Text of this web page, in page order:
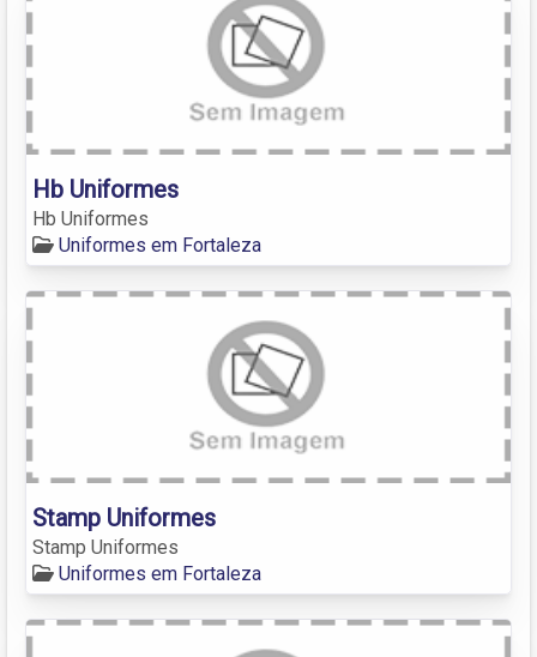
Hb Uniformes
Hb Uniformes
Uniformes em Fortaleza
Stamp Uniformes
Stamp Uniformes
Uniformes em Fortaleza